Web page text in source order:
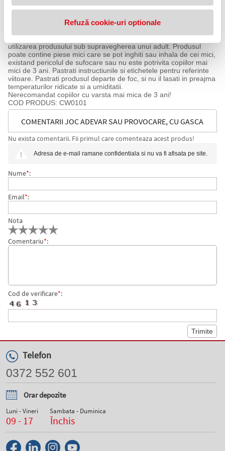
Refuză cookie-uri optionale
producatorului. Imaginile de pe acest site au caracter informativ.
Ambalajul trebuie indepartat, recuperat si aruncat de catre un
utilizarea produsului sub supravegherea unui adult. Produsul
poate contine piese mici care se pot inghiti sau inhala de cei mici,
existand pericolul de sufocare sau nu este potrivita copiilor mai
mici de 3 ani. Pastrati instructiunile si etichetele pentru referinte
viitoare. Pastrati produsul departe de foc, si nu il lasati in preajma
temperaturilor ridicate si a umiditatii.
Nerecomandat copiilor cu varsta mai mica de 3 ani!
COD PRODUS: CW0101
COMENTARII JOC ADEVAR SAU PROVOCARE, CU GASCA
MEA, PURPLE COW
Nu exista comentarii. Fii primul care comenteaza acest produs!
Adresa de e-mail ramane confidentiala si nu va fi afisata pe site.
Nume*:
Email*:
Nota
Comentariu*:
Cod de verificare*:
Telefon
0372 552 601
Orar depozite
Luni - Vineri
09 - 17
Sambata - Duminica
Închis